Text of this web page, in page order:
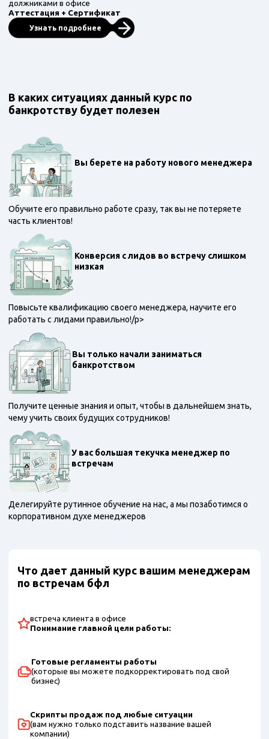
должниками в офисе
Аттестация + Сертификат
Узнать подробнее
В каких ситуациях данный курс по
банкротству будет полезен
Вы берете на работу нового менеджера
Обучите его правильно работе сразу, так вы не потеряете
часть клиентов!
Конверсия с лидов во встречу слишком
низкая
Повысьте квалификацию своего менеджера, научите его
работать с лидами правильно!/p>
Вы только начали заниматься
банкротством
Получите ценные знания и опыт, чтобы в дальнейшем знать,
чему учить своих будущих сотрудников!
У вас большая текучка менеджер по
встречам
Делегируйте рутинное обучение на нас, а мы позаботимся о
корпоративном духе менеджеров
Что дает данный курс вашим менеджерам
по встречам бфл
встреча клиента в офисе
Понимание главной цели работы:
Готовые регламенты работы
(которые вы можете подкорректировать под свой
бизнес)
Скрипты продаж под любые ситуации
(вам нужно только подставить название вашей
компании)